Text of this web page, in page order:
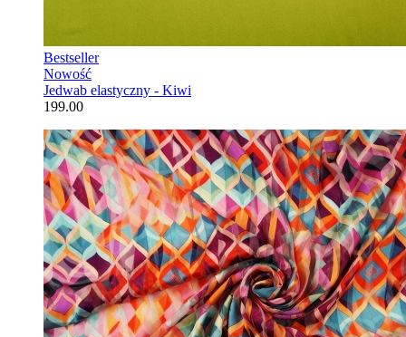
Bestseller
Nowość
Jedwab elastyczny - Kiwi
199.00